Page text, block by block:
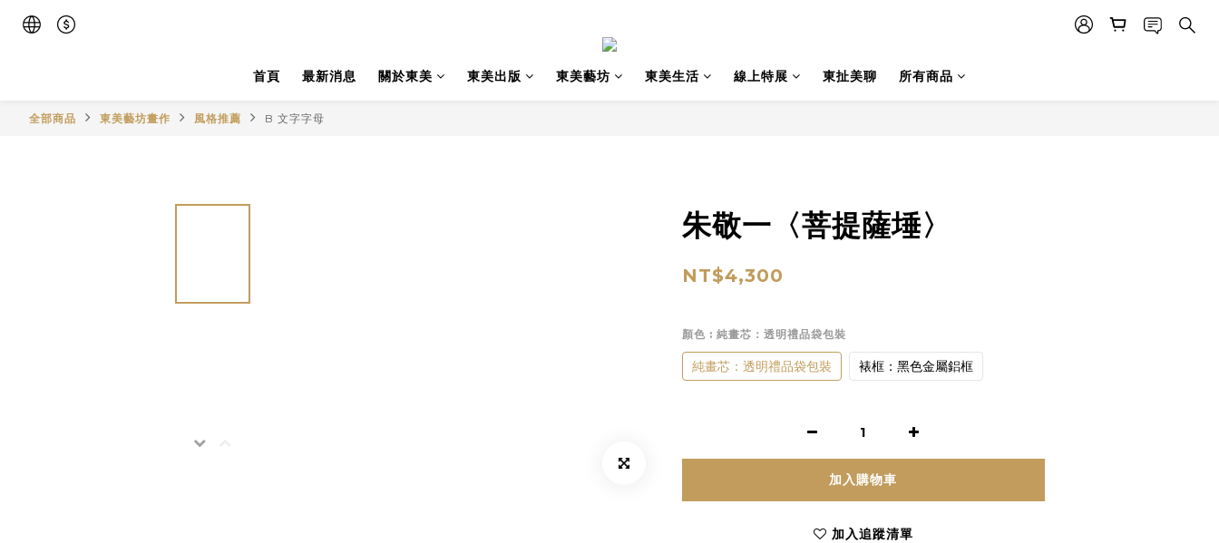
首頁 最新消息 關於東美 東美出版 東美藝坊 東美生活 線上特展 東扯美聊 所有商品
全部商品 東美藝坊畫作 風格推薦 B 文字字母
朱敬一〈菩提薩埵〉
NT$4,300
顏色 : 純畫芯：透明禮品袋包裝
純畫芯：透明禮品袋包裝 裱框：黑色金屬鋁框
加入購物車
加入追蹤清單